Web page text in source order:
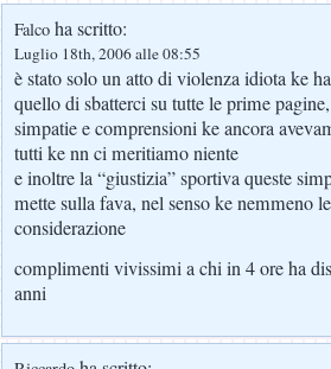
Falco ha scritto:
Luglio 18th, 2006 alle 08:55
è stato solo un atto di violenza idiota ke
quello di sbatterci su tutte le prime
simpatie e comprensioni ke ancora
tutti ke nn ci meritiamo niente
e inoltre la “giustizia” sportiva queste
mette sulla fava, nel senso ke nemmeno
considerazione
complimenti vivissimi a chi in 4 ore ha
anni